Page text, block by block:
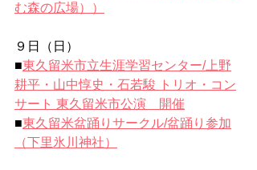
む森の広場））
９日（日）
■東久留米市立生涯学習センター/上野
耕平・山中惇史・石若駿 トリオ・コン
サート 東久留米市公演　開催
■東久留米盆踊りサークル/盆踊り参加
（下里氷川神社）